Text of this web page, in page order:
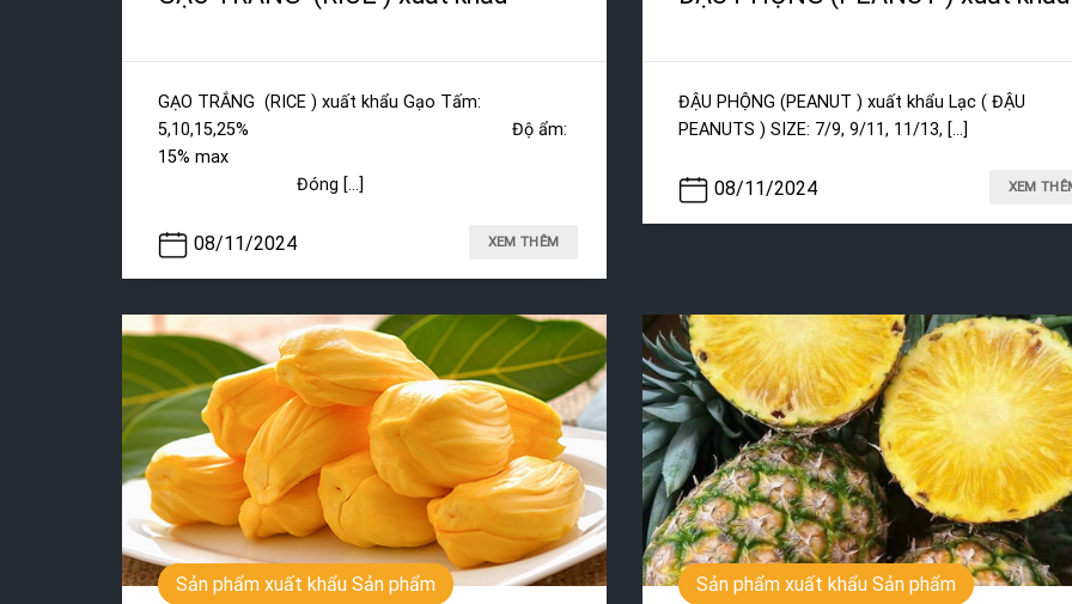
08/11/2024
GẠO TRẮNG (RICE ) xuất khẩu Gạo Tấm:
5,10,15,25% Độ ẩm:
15% max
Đóng [...]
XEM THÊM
08/11/2024
ĐẬU PHỘNG (PEANUT ) xuất khẩu Lạc ( ĐẬU
PEANUTS ) SIZE: 7/9, 9/11, 11/13, [...]
XEM
Sản phẩm xuất khẩu Sản phẩm Sản phẩm xuất khẩu Sản phẩm